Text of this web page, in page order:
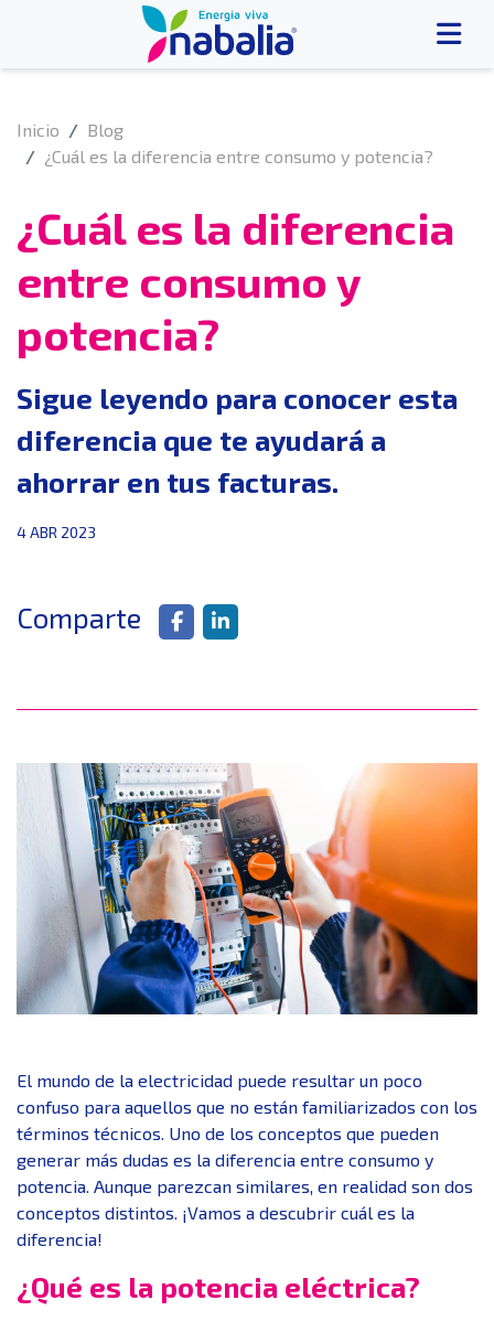
Inicio
Blog
¿Cuál es la diferencia entre consumo y potencia?
¿Cuál es la diferencia
entre consumo y
potencia?
Sigue leyendo para conocer esta
diferencia que te ayudará a
ahorrar en tus facturas.
4 ABR 2023
Comparte
El mundo de la electricidad puede resultar un poco
confuso para aquellos que no están familiarizados con los
términos técnicos. Uno de los conceptos que pueden
generar más dudas es la diferencia entre consumo y
potencia. Aunque parezcan similares, en realidad son dos
conceptos distintos. ¡Vamos a descubrir cuál es la
diferencia!
¿Qué es la potencia eléctrica?